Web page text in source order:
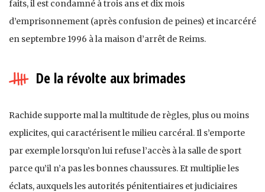
faits, il est condamné à trois ans et dix mois
d’emprisonnement (après confusion de peines) et incarcéré
en septembre 1996 à la maison d’arrêt de Reims.
De la révolte aux brimades
Rachide supporte mal la multitude de règles, plus ou moins
explicites, qui caractérisent le milieu carcéral. Il s’emporte
par exemple lorsqu’on lui refuse l’accès à la salle de sport
parce qu’il n’a pas les bonnes chaussures. Et multiplie les
éclats, auxquels les autorités pénitentiaires et judiciaires